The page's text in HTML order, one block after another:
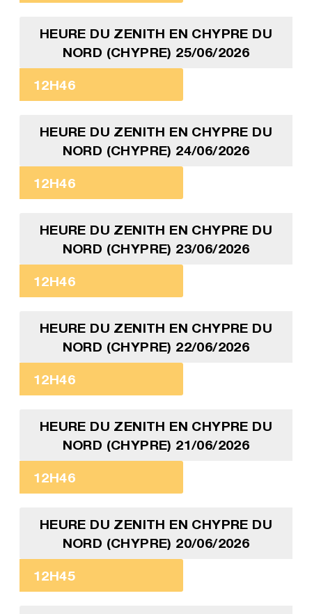
HEURE DU ZENITH EN CHYPRE DU
NORD (CHYPRE) 25/06/2026
12H46
HEURE DU ZENITH EN CHYPRE DU
NORD (CHYPRE) 24/06/2026
12H46
HEURE DU ZENITH EN CHYPRE DU
NORD (CHYPRE) 23/06/2026
12H46
HEURE DU ZENITH EN CHYPRE DU
NORD (CHYPRE) 22/06/2026
12H46
HEURE DU ZENITH EN CHYPRE DU
NORD (CHYPRE) 21/06/2026
12H46
HEURE DU ZENITH EN CHYPRE DU
NORD (CHYPRE) 20/06/2026
12H45